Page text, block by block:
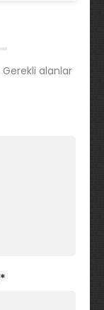
Gerekli alanlar
*